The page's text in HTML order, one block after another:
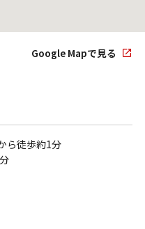
Google Mapで見る
ら徒歩約1分